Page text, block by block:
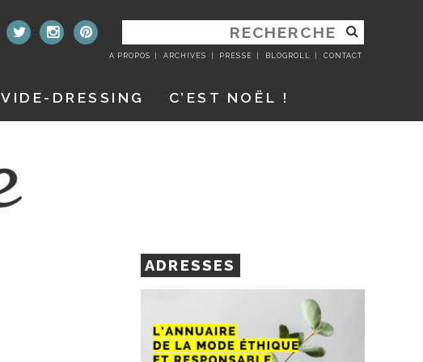
RECHERCHER
:
A PROPOS ARCHIVES PRESSE BLOGROLL CONTACT
VIDE-DRESSING C’EST NOËL !
ADRESSES